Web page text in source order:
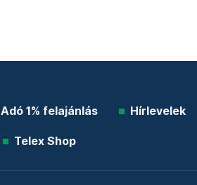
Adó 1% felajánlás Hírlevelek
Telex Shop